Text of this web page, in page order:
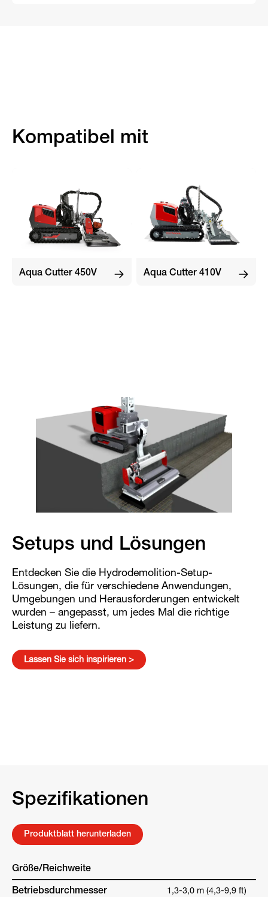
Kompatibel mit
Aqua Cutter 450V Aqua Cutter 410V
Setups und Lösungen
Entdecken Sie die Hydrodemolition-Setup-
Lösungen, die für verschiedene Anwendungen,
Umgebungen und Herausforderungen entwickelt
wurden – angepasst, um jedes Mal die richtige
Leistung zu liefern.
Lassen Sie sich inspirieren >
Spezifikationen
Produktblatt herunterladen
Größe/Reichweite
Betriebsdurchmesser 1,3-3,0 m (4,3-9,9 ft)